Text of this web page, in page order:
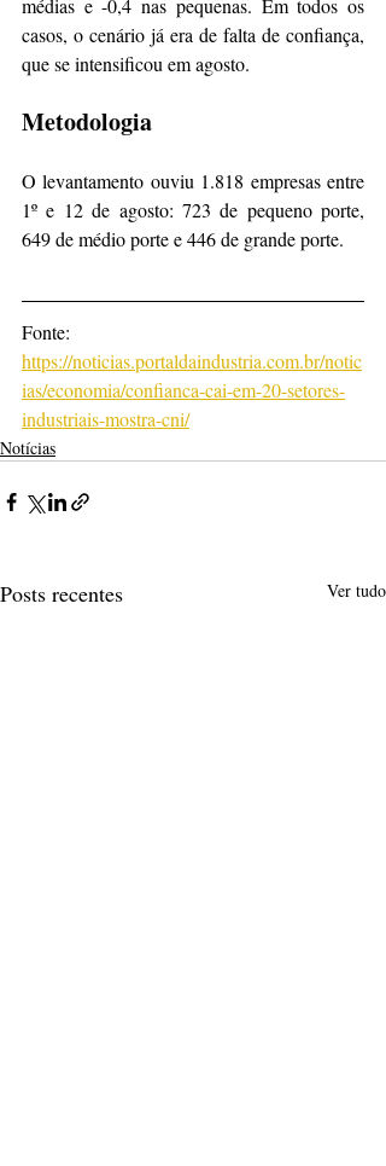
médias e -0,4 nas pequenas. Em todos os
casos, o cenário já era de falta de confiança,
que se intensificou em agosto.
Metodologia
O levantamento ouviu 1.818 empresas entre
1º e 12 de agosto: 723 de pequeno porte,
649 de médio porte e 446 de grande porte.
Fonte:
https://noticias.portaldaindustria.com.br/notic
ias/economia/confianca-cai-em-20-setores-
industriais-mostra-cni/
Notícias
Posts recentes Ver tudo